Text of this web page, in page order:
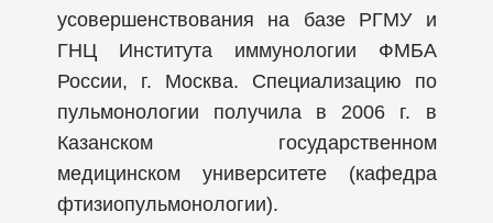
усовершенствования на базе РГМУ и
ГНЦ Института иммунологии ФМБА
России, г. Москва. Специализацию по
пульмонологии получила в 2006 г. в
Казанском государственном
медицинском университете (кафедра
фтизиопульмонологии).